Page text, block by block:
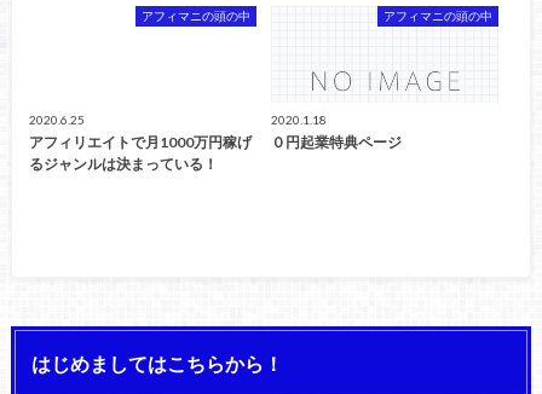
アフィマニの頭の中
2020.6.25
アフィリエイトで月1000万円稼げ
るジャンルは決まっている！
アフィマニの頭の中
2020.1.18
０円起業特典ページ
はじめましてはこちらから！